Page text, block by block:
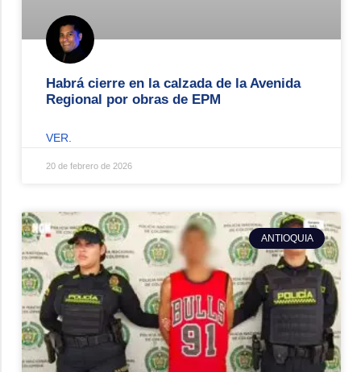
Habrá cierre en la calzada de la Avenida
Regional por obras de EPM
VER.
20 de febrero de 2026
ANTIOQUIA